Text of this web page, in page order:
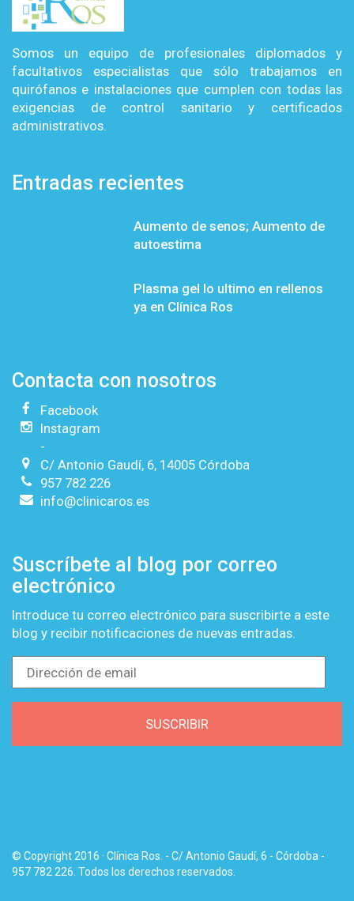
Somos un equipo de profesionales diplomados y
facultativos especialistas que sólo trabajamos en
quirófanos e instalaciones que cumplen con todas las
exigencias de control sanitario y certificados
administrativos.
Entradas recientes
Aumento de senos; Aumento de
autoestima
Plasma gel lo ultimo en rellenos
ya en Clínica Ros
Contacta con nosotros
Facebook
Instagram
-
C/ Antonio Gaudí, 6, 14005 Córdoba
957 782 226
info@clinicaros.es
Suscríbete al blog por correo
electrónico
Introduce tu correo electrónico para suscribirte a este
blog y recibir notificaciones de nuevas entradas.
Dirección
email
SUSCRIBIR
© Copyright 2016 · Clínica Ros. - C/ Antonio Gaudí, 6 - Córdoba -
957 782 226. Todos los derechos reservados.